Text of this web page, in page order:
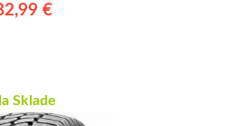
€
Sklade